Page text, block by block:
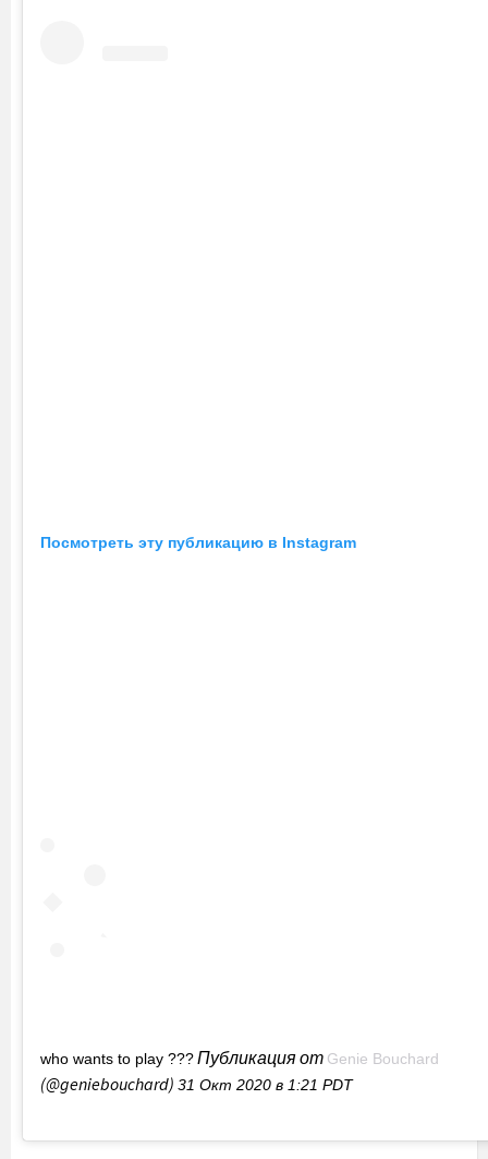
Посмотреть эту публикацию в Instagram
who wants to play ???Публикация от Genie Bouchard
(@geniebouchard) 31 Окт 2020 в 1:21 PDT